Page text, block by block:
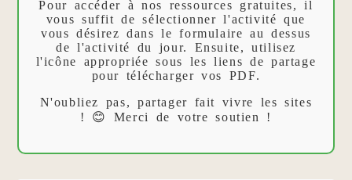
Pour accéder à nos ressources gratuites, il
vous suffit de sélectionner l'activité que
vous désirez dans le formulaire au dessus
de l'activité du jour. Ensuite, utilisez
l'icône appropriée sous les liens de partage
pour télécharger vos PDF.
N'oubliez pas, partager fait vivre les sites
! 😊 Merci de votre soutien !